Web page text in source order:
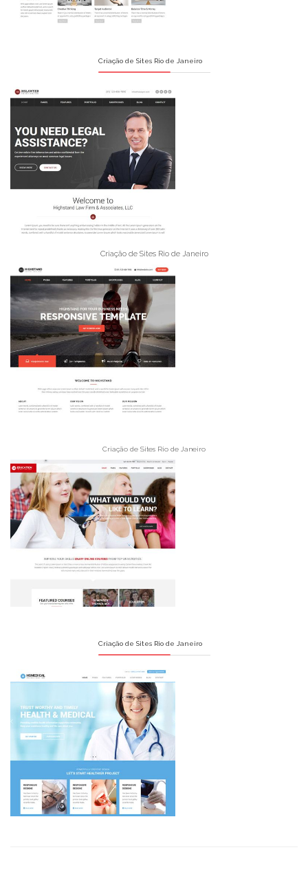
Criação de Sites Rio de Janeiro
Criação de Sites Rio de Janeiro
Criação de Sites Rio de Janeiro
Criação de Sites Rio de Janeiro